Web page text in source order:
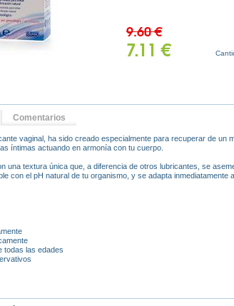
9.60 €
7.11 €
Comentarios
vaginal, ha sido creado especialmente para recuperar de un
íntimas actuando en armonía con tu cuerpo.
una textura única que, a diferencia de otros lubricantes, se
con el pH natural de tu organismo, y se adapta
todas las edades